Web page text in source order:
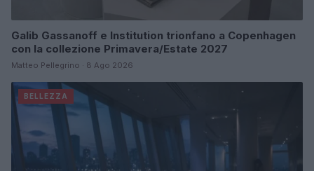
Galib Gassanoff e Institution trionfano a Copenhagen
con la collezione Primavera/Estate 2027
Matteo Pellegrino · 8 Ago 2026
BELLEZZA